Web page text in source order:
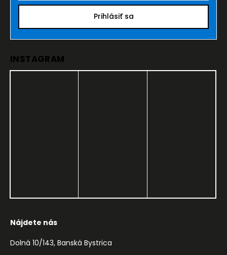
Prihlásiť sa
INSTAGRAM
Nájdete nás
Dolná 10/143, Banská Bystrica